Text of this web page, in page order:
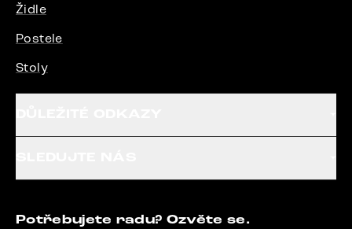
Židle
Postele
Stoly
Potřebujete radu? Ozvěte se.